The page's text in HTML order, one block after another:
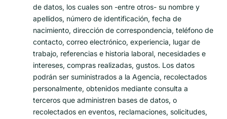
de datos, los cuales son -entre otros- su nombre y
apellidos, número de identificación, fecha de
nacimiento, dirección de correspondencia, teléfono de
contacto, correo electrónico, experiencia, lugar de
trabajo, referencias e historia laboral, necesidades e
intereses, compras realizadas, gustos. Los datos
podrán ser suministrados a la Agencia, recolectados
personalmente, obtenidos mediante consulta a
terceros que administren bases de datos, o
recolectados en eventos, reclamaciones, solicitudes,